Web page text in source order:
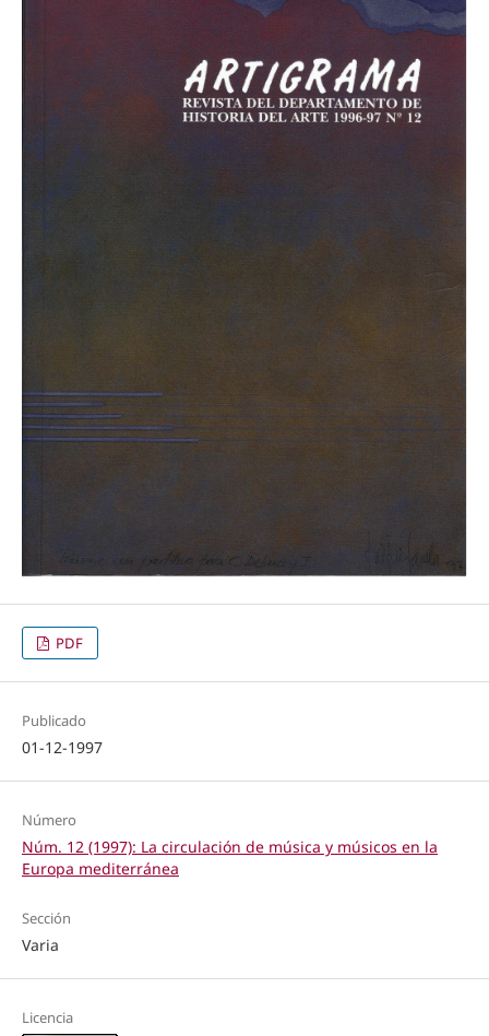
PDF
Publicado
01-12-1997
Número
Núm. 12 (1997): La circulación de música y músicos en la
Europa mediterránea
Sección
Varia
Licencia